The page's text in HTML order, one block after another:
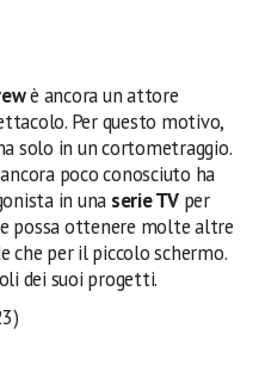
è ancora un attore
Per questo motivo,
solo in un cortometraggio.
poco conosciuto ha
in una serie TVper
possa ottenere molte altre
che per il piccolo schermo.
dei suoi progetti.